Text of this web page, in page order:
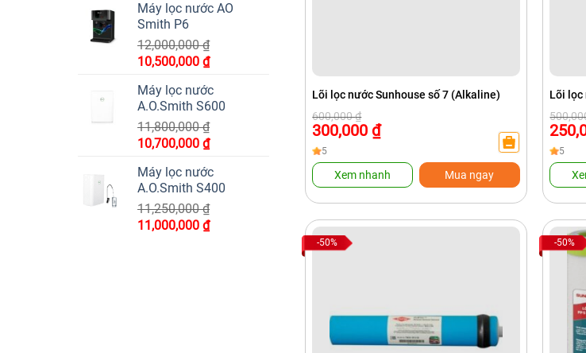
là:
12,000,000 ₫.
tại
11,000,000 ₫.
Máy lọc nước AO
Smith P6
12,000,000₫
Giá
là:
12,000,000 ₫.
10,500,000 ₫Giá
tại
là:
10,500,000 ₫.
Máy lọc nước
A.O.Smith S600
11,800,000₫
Giá
là:
11,800,000 ₫.
10,700,000 ₫Giá
tại
là:
10,700,000 ₫.
Máy lọc nước
A.O.Smith S400
11,250,000₫
Giá
11,000,000 ₫Giá
Lõi lọc nước Sunhouse số 7 (Alkaline)
600,000₫
Giá
gốc
là:
600,000 ₫.
300,000 ₫
Giá
hiện
tại
là:
300,000 ₫.
5
Xem nhanh Mua ngay
Lõi lọc
Giá
gốc
là:
Giá
hiện
tại
là:5
-50% -50%